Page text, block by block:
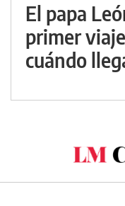
El papa
primer
cuándo